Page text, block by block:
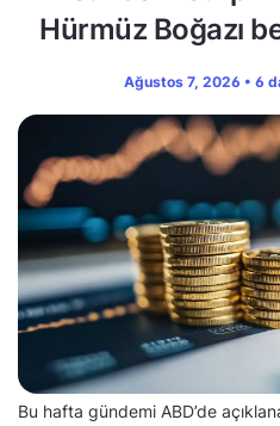
Hürmüz Boğazı
Ağustos 7, 2026 • 6
Bu hafta gündemi ABD’de